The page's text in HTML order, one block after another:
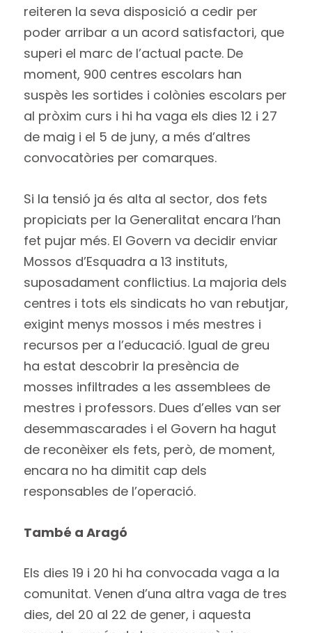
reiteren la seva disposició a cedir per
poder arribar a un acord satisfactori, que
superi el marc de l’actual pacte. De
moment, 900 centres escolars han
suspès les sortides i colònies escolars per
al pròxim curs i hi ha vaga els dies 12 i 27
de maig i el 5 de juny, a més d’altres
convocatòries per comarques.
Si la tensió ja és alta al sector, dos fets
propiciats per la Generalitat encara l’han
fet pujar més. El Govern va decidir enviar
Mossos d’Esquadra a 13 instituts,
suposadament conflictius. La majoria dels
centres i tots els sindicats ho van rebutjar,
exigint menys mossos i més mestres i
recursos per a l’educació. Igual de greu
ha estat descobrir la presència de
mosses infiltrades a les assemblees de
mestres i professors. Dues d’elles van ser
desemmascarades i el Govern ha hagut
de reconèixer els fets, però, de moment,
encara no ha dimitit cap dels
responsables de l’operació.
També a Aragó
Els dies 19 i 20 hi ha convocada vaga a la
comunitat. Venen d’una altra vaga de tres
dies, del 20 al 22 de gener, i aquesta